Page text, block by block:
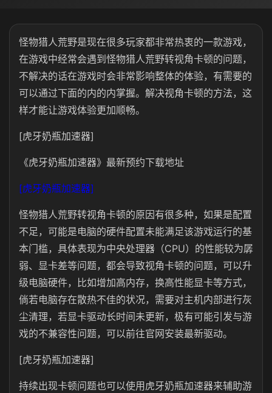
怪物猎人荒野是现在很多玩家都非常热衷的一款游戏，
在游戏中经常会遇到怪物猎人荒野转视角卡顿的问题，
不解决的话在游戏时会非常影响整体的体验，有需要的
可以通过下面的内的内掌握。解决视角卡顿的方法，这
样才能让游戏体验更加顺畅。
[虎牙奶瓶加速器]
《虎牙奶瓶加速器》最新预约下载地址
[虎牙奶瓶加速器]
怪物猎人荒野转视角卡顿的原因有很多种，如果是配置
不足，可能是电脑的硬件配置未能满足该游戏运行的基
本门槛，具体表现为中央处理器（CPU）的性能较为孱
弱、显卡差等问题，都会导致视角卡顿的问题，可以升
级电脑硬件，比如增加高内存，换高性能显卡等方式，
倘若电脑存在散热不佳的状况，需要对主机内部进行灰
尘清理，若显卡驱动长时间未更新，极有可能引发与游
戏的不兼容性问题，可以前往官网安装最新驱动。
[虎牙奶瓶加速器]
持续出现卡顿问题也可以使用虎牙奶瓶加速器来辅助游